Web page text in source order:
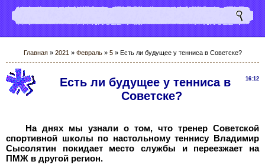
Главная» 2021 » Февраль » 5» Есть ли будущее у тенниса в Советске?
16:12
Есть ли будущее у тенниса в
Советске?
На днях мы узнали о том, что тренер Советской
спортивной школы по настольному теннису Владимир
Сысолятин покидает место службы и переезжает на
ПМЖ в другой регион.